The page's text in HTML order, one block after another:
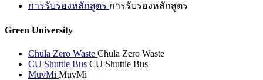
การรับรองหลักสูตร การรับรองหลักสูตร
Green University
Chula Zero Waste Chula Zero Waste
CU Shuttle Bus CU Shuttle Bus
MuvMi MuvMi